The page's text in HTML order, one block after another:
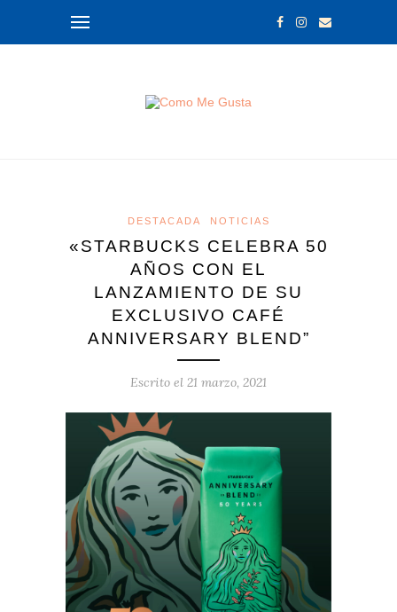
DESTACADA NOTICIAS
«STARBUCKS CELEBRA 50
AÑOS CON EL
LANZAMIENTO DE SU
EXCLUSIVO CAFÉ
ANNIVERSARY BLEND”
Escrito el 21 marzo, 2021